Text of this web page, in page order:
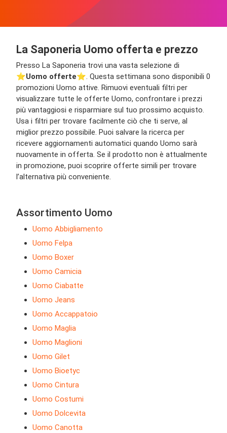
La Saponeria Uomo offerta e prezzo
Presso La Saponeria trovi una vasta selezione di
⭐️Uomo offerte⭐️. Questa settimana sono disponibili 0
promozioni Uomo attive. Rimuovi eventuali filtri per
visualizzare tutte le offerte Uomo, confrontare i prezzi
più vantaggiosi e risparmiare sul tuo prossimo acquisto.
Usa i filtri per trovare facilmente ciò che ti serve, al
miglior prezzo possibile. Puoi salvare la ricerca per
ricevere aggiornamenti automatici quando Uomo sarà
nuovamente in offerta. Se il prodotto non è attualmente
in promozione, puoi scoprire offerte simili per trovare
l’alternativa più conveniente.
Assortimento Uomo
Uomo Abbigliamento
Uomo Felpa
Uomo Boxer
Uomo Camicia
Uomo Ciabatte
Uomo Jeans
Uomo Accappatoio
Uomo Maglia
Uomo Maglioni
Uomo Gilet
Uomo Bioetyc
Uomo Cintura
Uomo Costumi
Uomo Dolcevita
Uomo Canotta